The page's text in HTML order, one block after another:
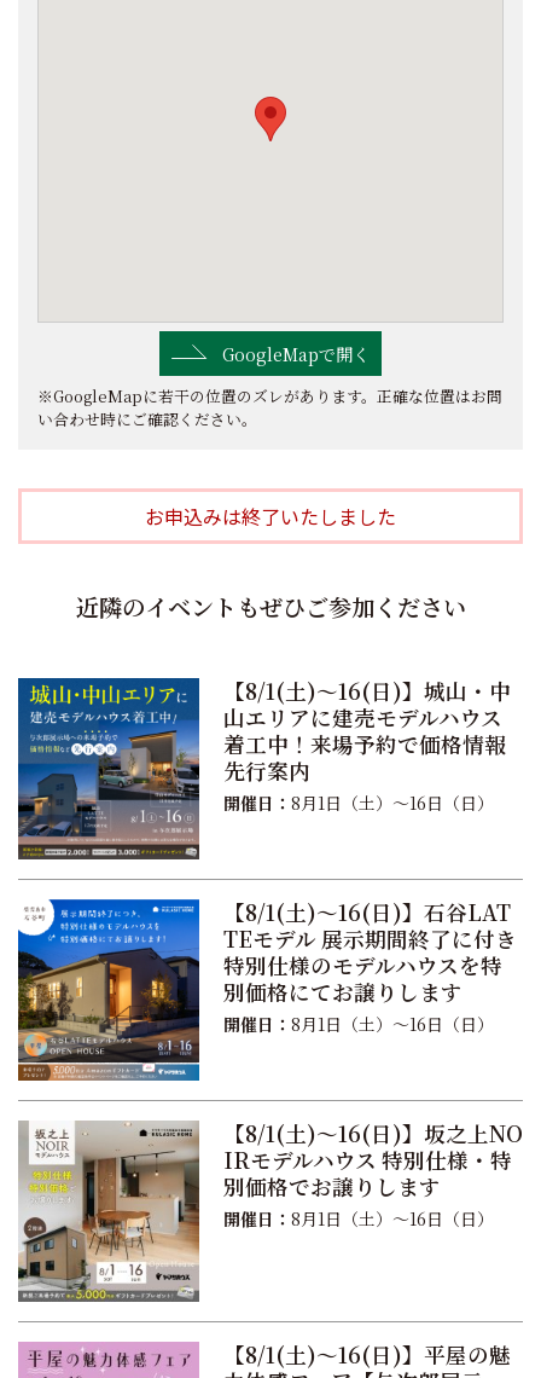
GoogleMapで開く
※GoogleMapに若干の位置のズレがあります。正確な位置はお問
い合わせ時にご確認ください。
お申込みは終了いたしました
近隣のイベントもぜひご参加ください
【8/1(土)〜16(日)】城山・中
山エリアに建売モデルハウス
着工中！来場予約で価格情報
先行案内
開催日： 8月1日（土）〜16日（日）
【8/1(土)〜16(日)】石谷LAT
TEモデル 展示期間終了に付き
特別仕様のモデルハウスを特
別価格にてお譲りします
開催日： 8月1日（土）〜16日（日）
【8/1(土)〜16(日)】坂之上NO
IRモデルハウス 特別仕様・特
別価格でお譲りします
開催日： 8月1日（土）〜16日（日）
【8/1(土)〜16(日)】平屋の魅